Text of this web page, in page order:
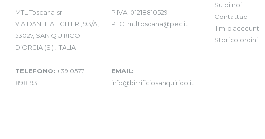
MTL Toscana srl
VIA DANTE ALIGHIERI, 93/A,
53027, SAN QUIRICO
D’ORCIA (SI), ITALIA
P.IVA: 01218810529
PEC: mtltoscana@pec.it
TELEFONO: +39 0577
898193
EMAIL:
info@birrificiosanquirico.it
Su di noi
Contattaci
Il mio account
Storico ordini